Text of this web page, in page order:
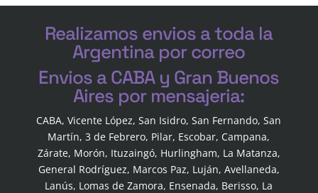
Realizamos envios a toda la
Argentina por correo
Envios a CABA y Gran Buenos
Aires por mensajeria:
CABA, Vicente López, San Isidro, San Fernando, San
Martín, 3 de Febrero, Pilar, Escobar, Campana,
Zárate, Morón, Ituzaingó, Hurlingham, La Matanza,
General Rodríguez, Marcos Paz, Luján, Avellaneda,
Lanús, Lomas de Zamora, Ensenada, Berisso, La